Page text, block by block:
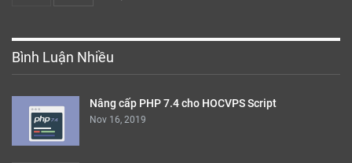
Bình Luận Nhiều
Nâng cấp PHP 7.4 cho HOCVPS Script
Nov 16, 2019